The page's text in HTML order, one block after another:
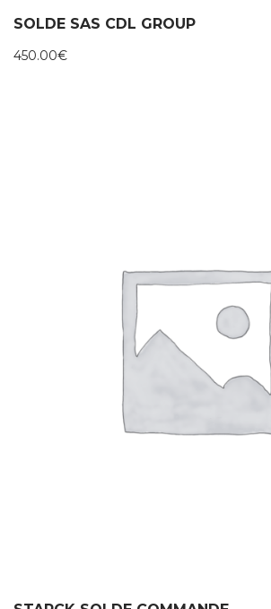
SOLDE SAS CDL GROUP
450.00€